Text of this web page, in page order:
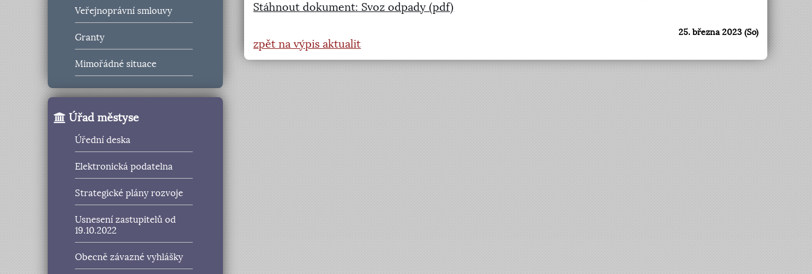
Veřejnoprávní smlouvy
Granty
Mimořádné situace
Úřad městyse
Úřední deska
Elektronická podatelna
Strategické plány rozvoje
Usnesení zastupitelů od
19.10.2022
Obecně závazné vyhlášky
Stáhnout dokument: Svoz odpady (pdf)
25. března 2023 (So)
zpět na výpis aktualit